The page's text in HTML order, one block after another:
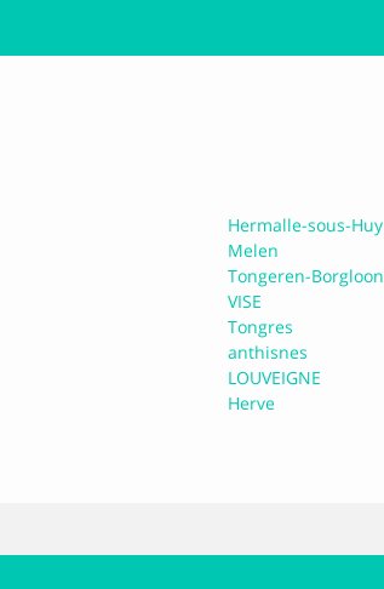
Hermalle-sous-Huy
Melen
Tongeren-Borgloon
VISE
Tongres
anthisnes
LOUVEIGNE
Herve